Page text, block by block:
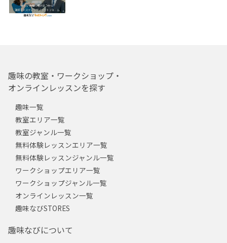
趣味の教室・ワークショップ・
オンラインレッスンを探す
趣味一覧
教室エリア一覧
教室ジャンル一覧
無料体験レッスンエリア一覧
無料体験レッスンジャンル一覧
ワークショップエリア一覧
ワークショップジャンル一覧
オンラインレッスン一覧
趣味なびSTORES
趣味なびについて